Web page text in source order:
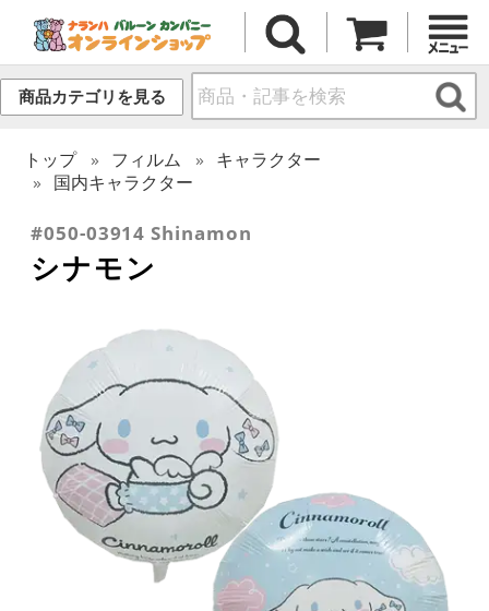
商品カテゴリを見る
トップ フィルム
キャラクター
国内キャラクター
#050-03914 Shinamon
シナモン